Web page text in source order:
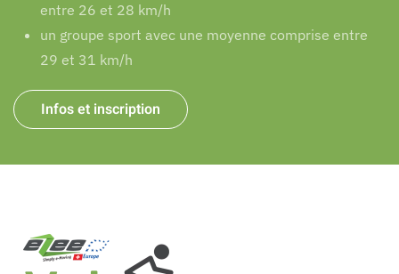
entre 26 et 28 km/h
un groupe sport avec une moyenne comprise entre
29 et 31 km/h
Infos et inscription